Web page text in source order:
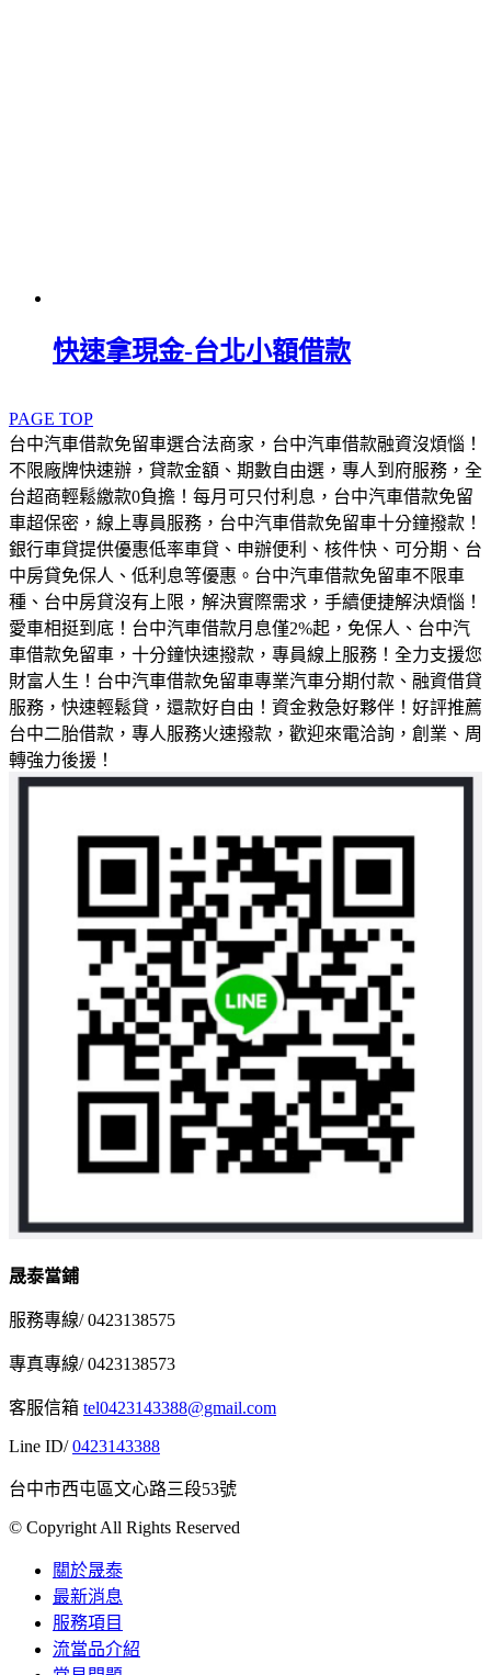
快速拿現金-台北小額借款
PAGE TOP
台中汽車借款免留車選合法商家，台中汽車借款融資沒煩惱！
不限廠牌快速辦，貸款金額、期數自由選，專人到府服務，全
台超商輕鬆繳款0負擔！每月可只付利息，台中汽車借款免留
車超保密，線上專員服務，台中汽車借款免留車十分鐘撥款！
銀行車貸提供優惠低率車貸、申辦便利、核件快、可分期、台
中房貸免保人、低利息等優惠。台中汽車借款免留車不限車
種、台中房貸沒有上限，解決實際需求，手續便捷解決煩惱！
愛車相挺到底！台中汽車借款月息僅2%起，免保人、台中汽
車借款免留車，十分鐘快速撥款，專員線上服務！全力支援您
財富人生！台中汽車借款免留車專業汽車分期付款、融資借貸
服務，快速輕鬆貸，還款好自由！資金救急好夥伴！好評推薦
台中二胎借款，專人服務火速撥款，歡迎來電洽詢，創業、周
轉強力後援！
晟泰當鋪
服務專線/ 0423138575
專真專線/ 0423138573
客服信箱 tel0423143388@gmail.com
Line ID/0423143388
台中市西屯區文心路三段53號
© Copyright All Rights Reserved
關於晟泰
最新消息
服務項目
流當品介紹